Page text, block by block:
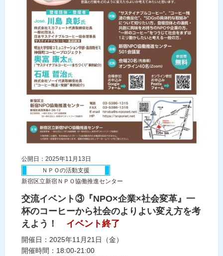
公開日：2025年11月13日
ＮＰＯの活動支援
新宿区立新宿ＮＰＯ協働推進センター
交流イベント③『NPO×企業×社会変革』一
杯のコーヒーから社会のよりよい変え方を考
えよう！
イベント終了
開催日：2025年11月21日（金）
開催時間：18:00-21:00